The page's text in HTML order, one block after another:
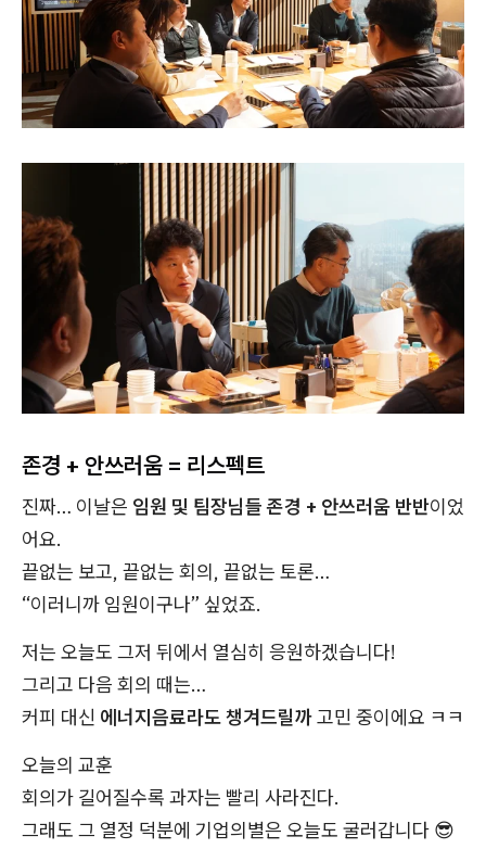
존경 + 안쓰러움 = 리스펙트
진짜… 이날은 임원 및 팀장님들 존경 + 안쓰러움 반반이었
어요.
끝없는 보고, 끝없는 회의, 끝없는 토론…
“이러니까 임원이구나” 싶었죠.
저는 오늘도 그저 뒤에서 열심히 응원하겠습니다!
그리고 다음 회의 때는…
커피 대신 에너지음료라도 챙겨드릴까고민 중이에요 ㅋㅋ
오늘의 교훈
회의가 길어질수록 과자는 빨리 사라진다.
그래도 그 열정 덕분에 기업의별은 오늘도 굴러갑니다 😎